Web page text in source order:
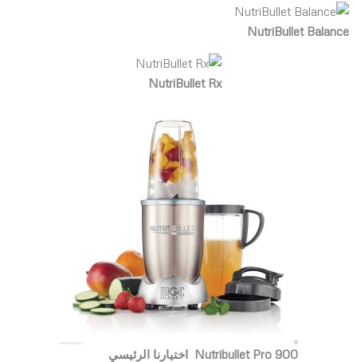
NutriBullet Balance
NutriBullet Rx
Nutribullet Pro 900 اختيارنا الرئيسي